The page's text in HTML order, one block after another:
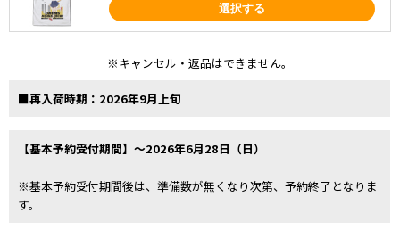
選択する
※キャンセル・返品はできません。
■再入荷時期：2026年9月上旬
【基本予約受付期間】～2026年6月28日（日）
※基本予約受付期間後は、準備数が無くなり次第、予約終了となりま
す。